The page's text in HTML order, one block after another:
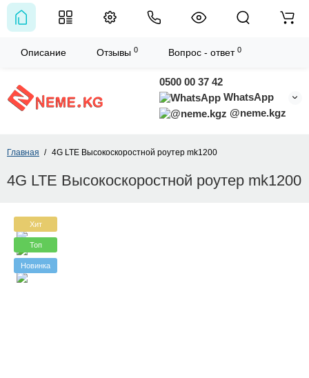
0500 00 37 42
WhatsApp
@neme.kgz
Главная 4G LTE Высокоскоростной роутер mk1200
4G LTE Высокоскоростной роутер mk1200
Хит
Топ
Новинка
Описание Отзывы 0 Вопрос - ответ 0